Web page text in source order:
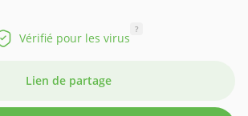
Vérifié pour les virus
?
Lien de partage